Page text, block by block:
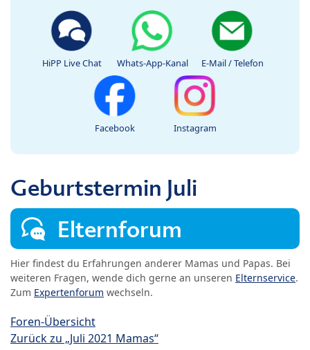
HiPP Live Chat Whats-App-Kanal E-Mail / Telefon
Facebook Instagram
Geburtstermin Juli
Elternforum
Hier findest du Erfahrungen anderer Mamas und Papas. Bei
weiteren Fragen, wende dich gerne an unseren Elternservice.
Zum Expertenforum wechseln.
Foren-Übersicht
Zurück zu „Juli 2021 Mamas“